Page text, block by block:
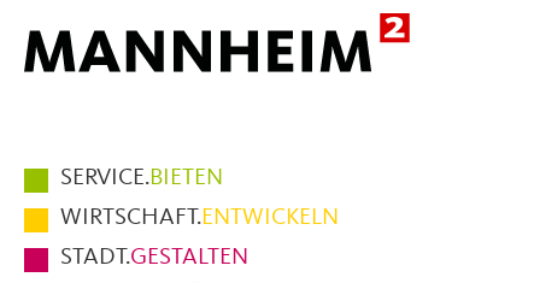
Hauptmenüpunkte
im
Fußbereich
der
SERVICE.BIETEN
WIRTSCHAFT.ENTWICKELN
STADT.GESTALTEN